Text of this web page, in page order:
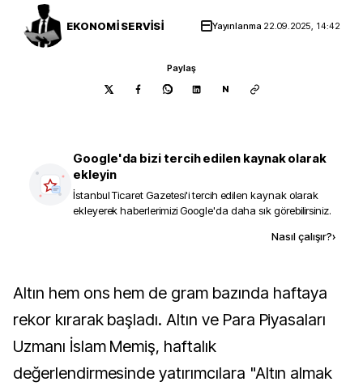
EKONOMİ SERVİSİ Yayınlanma 22.09.2025, 14:42
Paylaş
N
Google'da bizi tercih edilen kaynak olarak
ekleyin
İstanbul Ticaret Gazetesi'i tercih edilen kaynak olarak
ekleyerek haberlerimizi Google'da daha sık görebilirsiniz.
Nasıl çalışır?›
Altın hem ons hem de gram bazında haftaya
rekor kırarak başladı. Altın ve Para Piyasaları
Uzmanı İslam Memiş, haftalık
değerlendirmesinde yatırımcılara "Altın almak